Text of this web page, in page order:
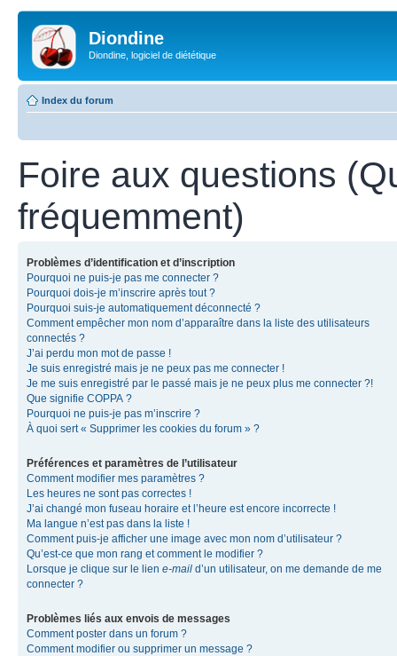
Diondine
Diondine, logiciel de diététique
Index du forum
Foire aux questions
fréquemment)
Problèmes d’identification et d’inscription
Pourquoi ne puis-je pas me connecter ?
Pourquoi dois-je m’inscrire après tout ?
Pourquoi suis-je automatiquement déconnecté ?
Comment empêcher mon nom d’apparaître dans la liste des utilisateurs
connectés ?
J’ai perdu mon mot de passe !
Je suis enregistré mais je ne peux pas me connecter !
Je me suis enregistré par le passé mais je ne peux plus me connecter ?!
Que signifie COPPA ?
Pourquoi ne puis-je pas m’inscrire ?
À quoi sert « Supprimer les cookies du forum » ?
Préférences et paramètres de l’utilisateur
Comment modifier mes paramètres ?
Les heures ne sont pas correctes !
J’ai changé mon fuseau horaire et l’heure est encore incorrecte !
Ma langue n’est pas dans la liste !
Comment puis-je afficher une image avec mon nom d’utilisateur ?
Qu’est-ce que mon rang et comment le modifier ?
Lorsque je clique sur le lien e-mail d’un utilisateur, on me demande de me
connecter ?
Problèmes liés aux envois de messages
Comment poster dans un forum ?
Comment modifier ou supprimer un message ?